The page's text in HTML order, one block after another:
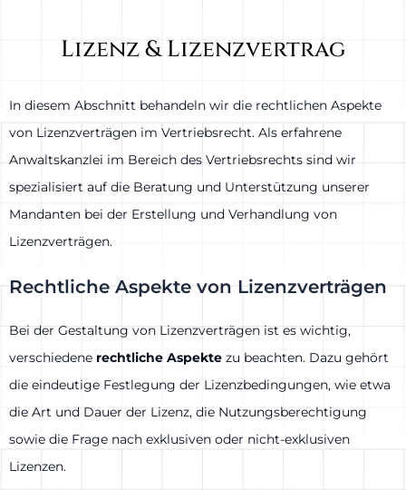
Lizenz & Lizenzvertrag
In diesem Abschnitt behandeln wir die rechtlichen Aspekte
von Lizenzverträgen im Vertriebsrecht. Als erfahrene
Anwaltskanzlei im Bereich des Vertriebsrechts sind wir
spezialisiert auf die Beratung und Unterstützung unserer
Mandanten bei der Erstellung und Verhandlung von
Lizenzverträgen.
Rechtliche Aspekte von Lizenzverträgen
Bei der Gestaltung von Lizenzverträgen ist es wichtig,
verschiedene rechtliche Aspekte zu beachten. Dazu gehört
die eindeutige Festlegung der Lizenzbedingungen, wie etwa
die Art und Dauer der Lizenz, die Nutzungsberechtigung
sowie die Frage nach exklusiven oder nicht-exklusiven
Lizenzen.